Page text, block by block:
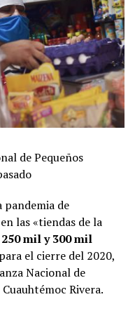
de Pequeños
pandemia de
las «tiendas de la
mil y 300 mil
el cierre del 2020,
Nacional de
Rivera.